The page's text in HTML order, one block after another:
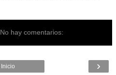
No hay comentarios:
›
Inicio